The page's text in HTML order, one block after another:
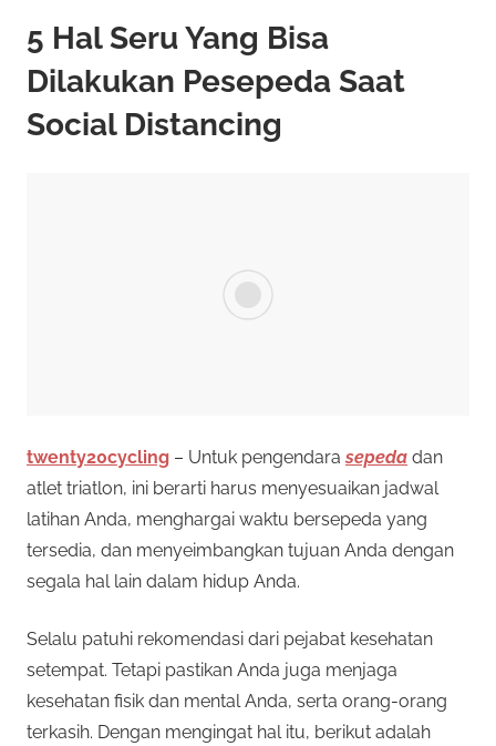
5 Hal Seru Yang Bisa
Dilakukan Pesepeda Saat
Social Distancing
twenty20cycling – Untuk pengendarasepeda dan
atlet triatlon, ini berarti harus menyesuaikan jadwal
latihan Anda, menghargai waktu bersepeda yang
tersedia, dan menyeimbangkan tujuan Anda dengan
segala hal lain dalam hidup Anda.
Selalu patuhi rekomendasi dari pejabat kesehatan
setempat. Tetapi pastikan Anda juga menjaga
kesehatan fisik dan mental Anda, serta orang-orang
terkasih. Dengan mengingat hal itu, berikut adalah